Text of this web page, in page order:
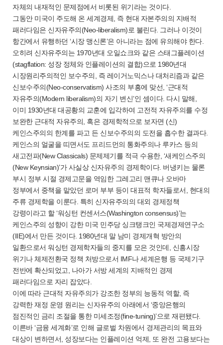
자체의 내재적인 문제점에서 비롯된 위기라는 것이다.
그동안 미국이 주도해 온 세계경제, 즉 현대 자본주의의 지배적
패러다임은 신자유주의(Neo-liberalism)로 불린다. 그러나 이것이
항간에서 유행하던 ‘시장 맹신론’은 아니라는 점에 유의해야 한다.
오히려 신자유주의는 1970년대 오일쇼크와 같은 스태그플레이션
(stagflation: 성장 정체와 인플레이션의 결합)으로 1980년대
시장원리주의적인 보수주의, 즉 레이거노믹스나 대처리즘과 같은
신보수주의(Neo-conservatism) 사조의 부흥에 맞선, ‘근대적
자유주의(Modern liberalism)의 자기 변신’인 셈이다. 다시 말해,
이미 1930년대 대공황의 교훈에 입각하여 고전적 자유주의를 수정
보완한 근대적 자유주의, 혹은 경제학적으로 보자면 (신)
케인스주의의 한계를 파고 든 신보수주의의 도전을 흡수한 결과다.
케인스의 얼굴을 띠면서도 프리드먼의 통화주의나 루카스 등의
새고전파(New Classicals) 문제제기를 적극 수용한, ‘새케인스주의
(New Keynsian)’가 사실상 신자유주의 경제학이다. 버냉키는 물론
부시 정부 시절 경제고문을 역임한 그레고리 맨큐나 오바마
정부에서 중책을 맡았던 로머 부부 등이 대표적 학자들로서, 현대의
주류 경제학을 이룬다. 특히 신자유주의의 대외 경제정책
강령이라고 할 ‘워싱턴 컨센서스(Washington consensus)’는
케인스주의 성향이 강한 미국 민주당 싱크탱크인 국제경제연구소
(IIE)에서 만든 것이다. 1980년대 말 남미 경제개혁 방안의
일환으로서 워싱턴 경제학자들의 중지를 모은 것인데, 신흥시장
위기나 체제전환국 정책 처방으로서 IMF나 세계은행 등 국제기구
전반에 확산되었고, 나아가 서방 세계의 지배적인 경제
패러다임으로 자리 잡았다.
이에 따라 근대적 자유주의가 강조한 정부의 능동적 역할, 즉
강력한 재정 운영 원리는 신자유주의 아래에서 ‘중앙은행의
점진적인 금리 조절을 통한 미세조정(fine-tuning)’으로 재편됐다.
이른바 ‘금융 세계화’로 인해 글로벌 차원에서 경제관리의 목표와
대상이 변하면서, 성장보다는 인플레이션 억제, 또 완전 고용보다는